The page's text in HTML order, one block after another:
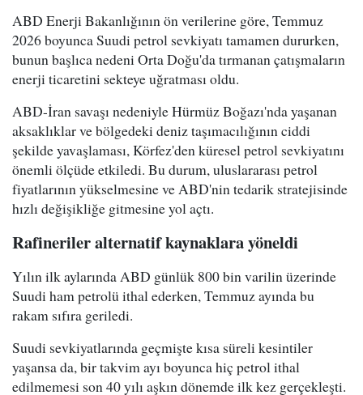
ABD Enerji Bakanlığının ön verilerine göre, Temmuz
2026 boyunca Suudi petrol sevkiyatı tamamen dururken,
bunun başlıca nedeni Orta Doğu'da tırmanan çatışmaların
enerji ticaretini sekteye uğratması oldu.
ABD-İran savaşı nedeniyle Hürmüz Boğazı'nda yaşanan
aksaklıklar ve bölgedeki deniz taşımacılığının ciddi
şekilde yavaşlaması, Körfez'den küresel petrol sevkiyatını
önemli ölçüde etkiledi. Bu durum, uluslararası petrol
fiyatlarının yükselmesine ve ABD'nin tedarik stratejisinde
hızlı değişikliğe gitmesine yol açtı.
Rafineriler alternatif kaynaklara yöneldi
Yılın ilk aylarında ABD günlük 800 bin varilin üzerinde
Suudi ham petrolü ithal ederken, Temmuz ayında bu
rakam sıfıra geriledi.
Suudi sevkiyatlarında geçmişte kısa süreli kesintiler
yaşansa da, bir takvim ayı boyunca hiç petrol ithal
edilmemesi son 40 yılı aşkın dönemde ilk kez gerçekleşti.